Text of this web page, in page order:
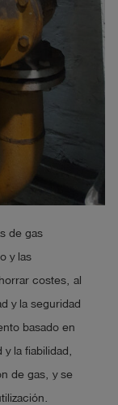
de gas
y las
costes, al
y la seguridad
basado en
la fiabilidad,
de gas, y se